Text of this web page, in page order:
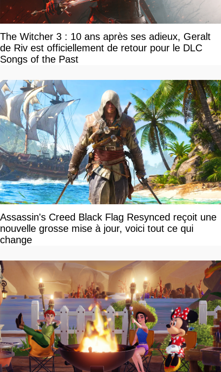
The Witcher 3 : 10 ans après ses adieux, Geralt
de Riv est officiellement de retour pour le DLC
Songs of the Past
Assassin's Creed Black Flag Resynced reçoit une
nouvelle grosse mise à jour, voici tout ce qui
change